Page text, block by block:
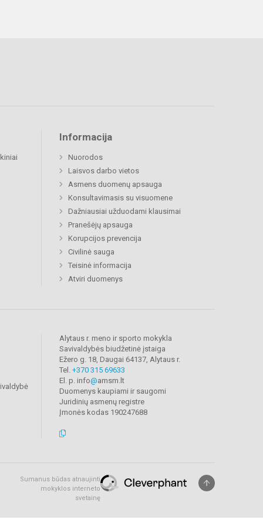
Informacija
Nuorodos
Laisvos darbo vietos
Asmens duomenų apsauga
Konsultavimasis su visuomene
Dažniausiai užduodami klausimai
Pranešėjų apsauga
Korupcijos prevencija
Civilinė sauga
Teisinė informacija
Atviri duomenys
Alytaus r. meno ir sporto mokykla
Savivaldybės biudžetinė įstaiga
Ežero g. 18, Daugai 64137, Alytaus r.
Tel. +370 315 69633
El. p. info@amsm.lt
Duomenys kaupiami ir saugomi
Juridinių asmenų registre
Įmonės kodas 190247688
Sumanus būdas atnaujinti
mokyklos interneto
svetainę